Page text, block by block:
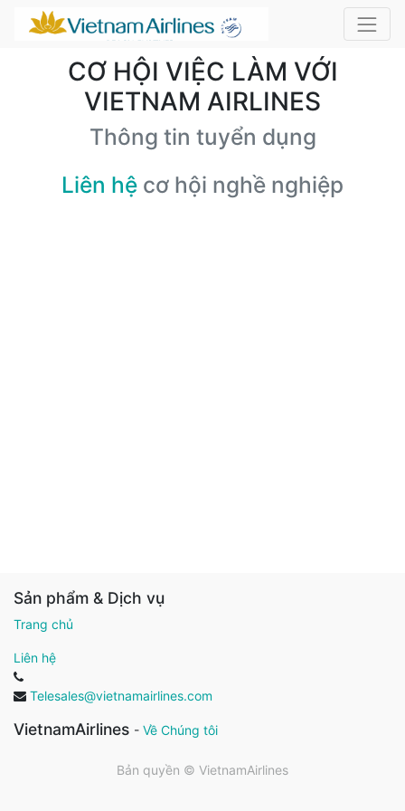
CƠ HỘI VIỆC LÀM VỚI
VIETNAM AIRLINES
Thông tin tuyển dụng
Liên hệ cơ hội nghề nghiệp
Sản phẩm & Dịch vụ
Trang chủ
Liên hệ
Telesales@vietnamairlines.com
VietnamAirlines - Về Chúng tôi
Bản quyền © VietnamAirlines